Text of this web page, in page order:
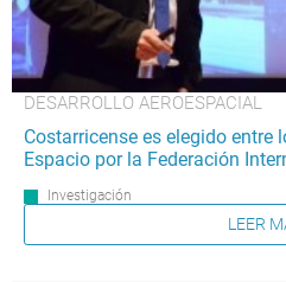
DESARROLLO AEROESPACIAL
Costarricense es elegido entre
Espacio por la Federación
Investigación
LEER